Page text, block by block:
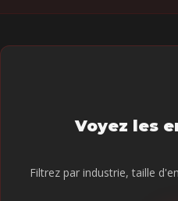
Voyez les
Filtrez par industrie, taille